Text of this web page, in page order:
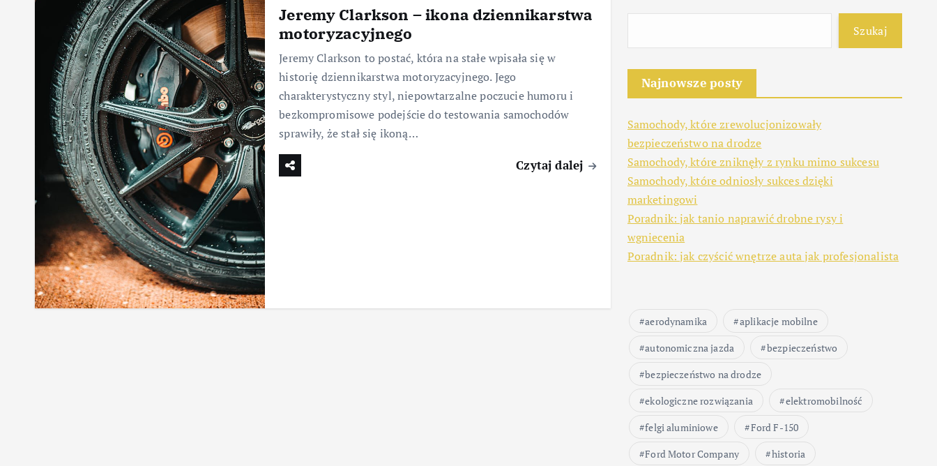
Jeremy Clarkson – ikona dziennikarstwa
motoryzacyjnego
Jeremy Clarkson to postać, która na stałe wpisała się w
historię dziennikarstwa motoryzacyjnego. Jego
charakterystyczny styl, niepowtarzalne poczucie humoru i
bezkompromisowe podejście do testowania samochodów
sprawiły, że stał się ikoną…
Czytaj dalej
Szukaj
Najnowsze posty
Samochody, które zrewolucjonizowały
bezpieczeństwo na drodze
Samochody, które zniknęły z rynku mimo sukcesu
Samochody, które odniosły sukces dzięki
marketingowi
Poradnik: jak tanio naprawić drobne rysy i
wgniecenia
Poradnik: jak czyścić wnętrze auta jak profesjonalista
aerodynamika
aplikacje mobilne
autonomiczna jazda
bezpieczeństwo
bezpieczeństwo na drodze
ekologiczne rozwiązania
elektromobilność
felgi aluminiowe
Ford F-150
Ford Motor Company
historia